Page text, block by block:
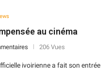
au cinéma
206 Vues
ivoirienne a fait son entrée